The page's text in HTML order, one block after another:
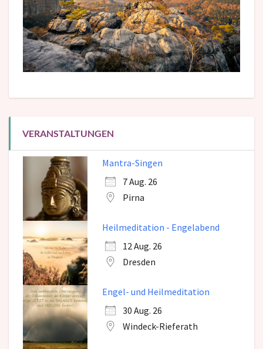
VERANSTALTUNGEN
Mantra-Singen
7 Aug. 26
Pirna
Heilmeditation - Engelabend
12 Aug. 26
Dresden
Engel- und Heilmeditation
30 Aug. 26
Windeck-Rieferath